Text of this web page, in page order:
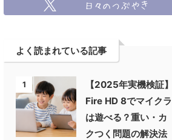
よく読まれている記事
1
【2025年実機検証】
Fire HD 8でマイクラ
は遊べる？重い・カ
クつく問題の解決法